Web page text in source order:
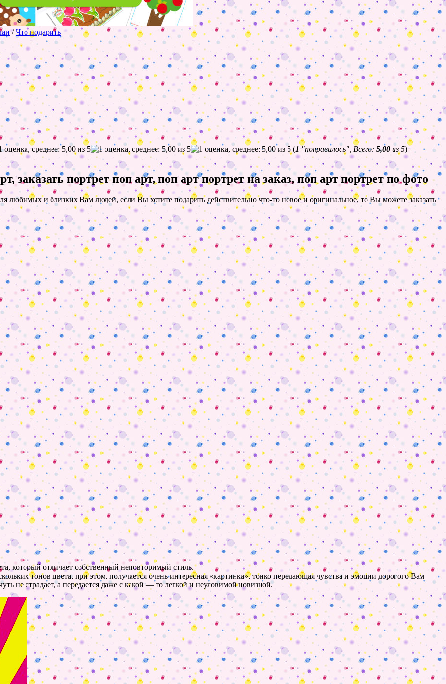
/Что подарить
(1 "понравилось", Всего: 5,00 из 5)
заказать портрет поп арт, поп арт портрет на заказ, поп арт портрет по фото
любимых и близких Вам людей, если Вы хотите подарить действительно что-то новое и оригинальное, то Вы можете заказать
который отличает собственный неповторимый стиль.
тонов цвета, при этом, получается очень интересная «картинка», тонко передающая чувства и эмоции дорогого Вам
не страдает, а передается даже с какой — то легкой и неуловимой новизной.